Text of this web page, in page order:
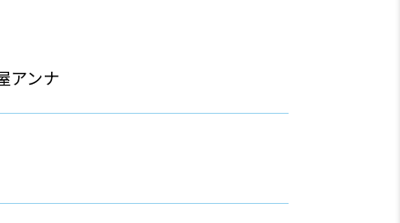
アンナ